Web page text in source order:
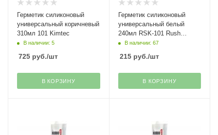
Герметик силиконовый
универсальный коричневый
310мл 101 Kimtec
В наличии: 5
725 руб./шт
В КОРЗИНУ
Герметик силиконовый
универсальный белый
240мл RSK-101 Rush
Kudo(20)
В наличии: 67
215руб./шт
В КОРЗИНУ